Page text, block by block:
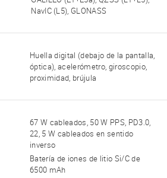
NavIC (L5), GLONASS
Huella digital (debajo de la pantalla,
óptica), acelerómetro, giroscopio,
proximidad, brújula
67 W cableados, 50 W PPS, PD3.0,
22, 5 W cableados en sentido
inverso
Batería de iones de litio Si/C de
6500 mAh